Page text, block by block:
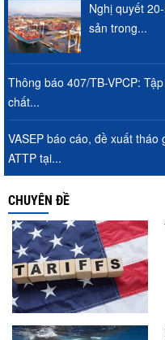
Nghị quyết
sản trong...
Thông báo 407/TB-VPCP:
chất...
VASEP báo cáo, đề xuất
ATTP tại...
CHUYÊN ĐỀ